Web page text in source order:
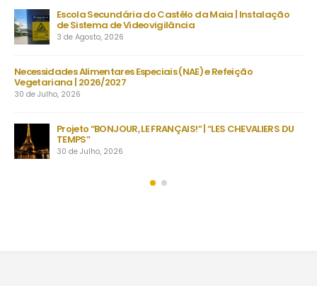
do Castêlo da Maia | Instalação
(NAE) e Refeição
LE FRANÇAIS!” | “LES CHEVALIERS DU
Despacho Normativo n.º 8-B/
setembro | Exames finais
Manuais Escolares 2026/27 |
inesquecíveis em